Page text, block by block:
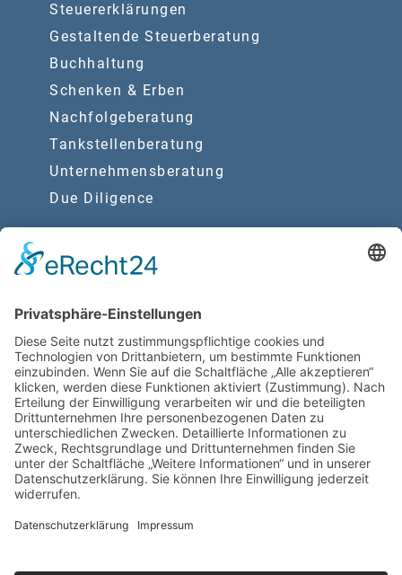
Steuererklärungen
Gestaltende Steuerberatung
Buchhaltung
Schenken & Erben
Nachfolgeberatung
Tankstellenberatung
Unternehmensberatung
Due Diligence
Synergien
Rechtsberatung
Wirtschaftsprüfung
Rechtliche Hinweise